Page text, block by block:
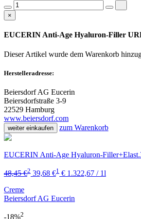
×
EUCERIN Anti-Age Hyaluron-Filler
Dieser Artikel wurde dem Warenkorb
Herstelleradresse:
Beiersdorf AG Eucerin
Beiersdorfstraße 3-9
22529 Hamburg
www.beiersdorf.com
weiter einkaufen zum Warenkorb
EUCERIN Anti-Age Hyaluron-
48,45 €2 39,68 €1 € 1.322,67 / 1l
Creme
Beiersdorf AG Eucerin
-18%2